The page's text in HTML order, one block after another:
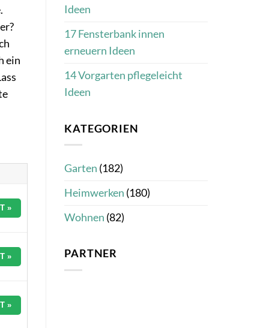
ein
»
»
»
Ideen
17 Fensterbank innen
erneuern Ideen
14 Vorgarten pflegeleicht
Ideen
KATEGORIEN
Garten (182)
Heimwerken (180)
Wohnen (82)
PARTNER